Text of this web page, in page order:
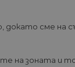
докато сме
на зоната и
на
ботовете.